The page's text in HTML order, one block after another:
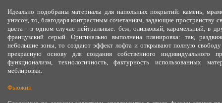
Идеально подобраны материалы для напольных покрытий: камень,
унисон, то, благодаря контрастным сочетаниям, задающие пространству
цвета - в одном случае нейтральные: беж, оливковый, карамельный, в
французский серый. Оригинально выполнена планировка: так,
небольшие зоны, то создают эффект лофта и открывают полную свободу
прекрасную основу для создания собственного индивидуального
функционализм, технологичность, фактурность использованных
меблировки.
Фьюжин